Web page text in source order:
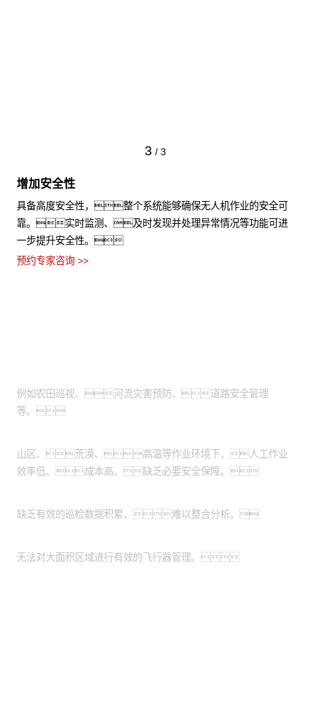
3 / 3
增加安全性
具备高度安全性，整个系统能够确保无人机作业的安全可
靠。实时监测、及时发现并处理异常情况等功能可进
一步提升安全性。
预约专家咨询 >>
例如农田巡视、河流灾害预防、道路安全管理
等。
山区、荒漠、高温等作业环境下，人工作业
效率低、成本高、缺乏必要安全保障。
缺乏有效的巡检数据积累，难以整合分析。
无法对大面积区域进行有效的飞行器管理。